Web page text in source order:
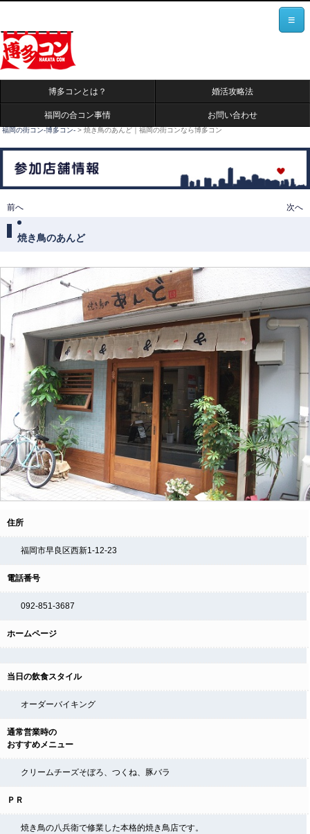
≡
博多コンとは？ 婚活攻略法
福岡の合コン事情 お問い合わせ
福岡の街コン-博多コン- > 焼き鳥のあんど｜福岡の街コンなら博多コン
投稿ナビゲーション
前へ 次へ
焼き鳥のあんど
住所
福岡市早良区西新1-12-23
電話番号
092-851-3687
ホームページ
当日の飲食スタイル
オーダーバイキング
通常営業時の
おすすめメニュー
クリームチーズそぼろ、つくね、豚バラ
ＰＲ
焼き鳥の八兵衛で修業した本格的焼き鳥店です。